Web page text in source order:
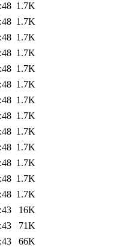
1.7K
1.7K
1.7K
1.7K
1.7K
1.7K
1.7K
1.7K
1.7K
1.7K
1.7K
1.7K
1.7K
16K
71K
66K